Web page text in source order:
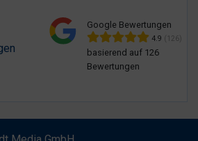
Google Bewertungen
4.9 (126)
basierend auf 126
Bewertungen